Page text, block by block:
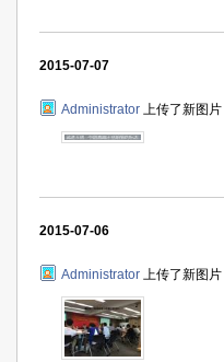
2015-07-07
Administrator 上传了新图片
2015-07-06
Administrator 上传了新图片